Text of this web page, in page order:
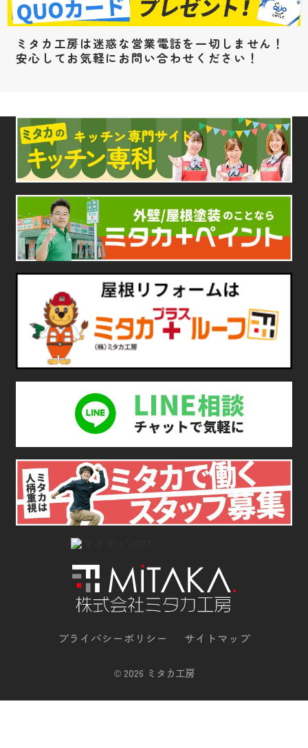
ミタカ工房は迷惑な営業電話を一切しません！
安心してお気軽にお問い合わせください！
プライバシーポリシー サイトマップ
©2026 ミタカ工房